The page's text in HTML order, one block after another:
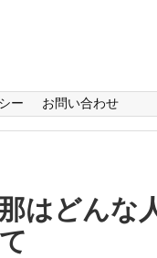
ー お問い合わせ
はどんな